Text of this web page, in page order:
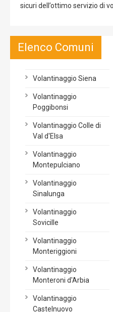
sicuri dell’ottimo servizio di
Elenco Comuni
Volantinaggio Siena
Volantinaggio
Poggibonsi
Volantinaggio Colle di
Val d'Elsa
Volantinaggio
Montepulciano
Volantinaggio
Sinalunga
Volantinaggio
Sovicille
Volantinaggio
Monteriggioni
Volantinaggio
Monteroni d'Arbia
Volantinaggio
Castelnuovo